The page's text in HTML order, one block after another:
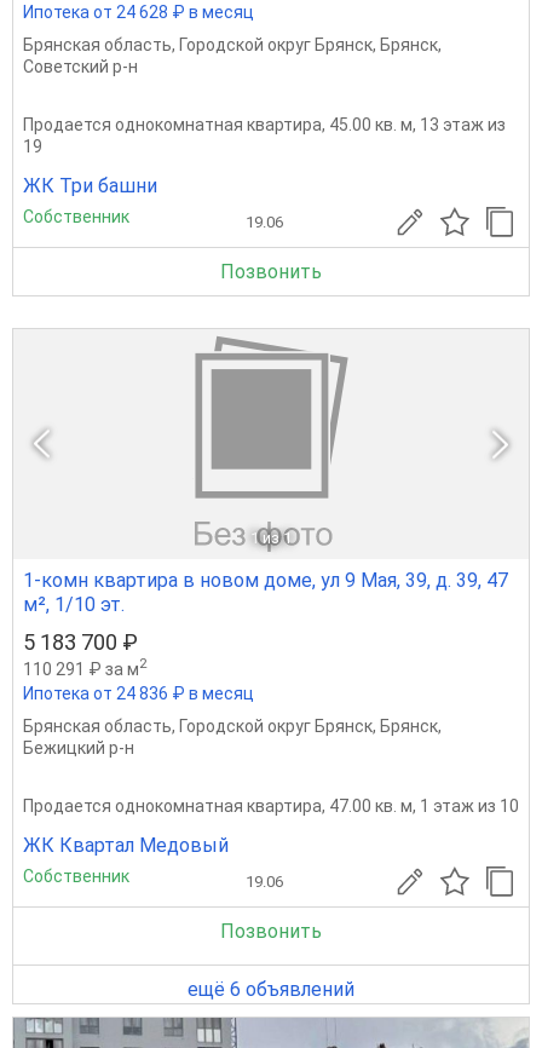
Ипотека от 24 628 ₽ в месяц
Брянская область, Городской округ Брянск, Брянск,
Советский р-н
Продается однокомнатная квартира, 45.00 кв. м, 13 этаж из
19
ЖК Три башни
Собственник 19.06
Позвонить
1 из 1
1-комн квартира в новом доме, ул 9 Мая, 39, д. 39, 47
м², 1/10 эт.
5 183 700 ₽
110 291 ₽ за м2
Ипотека от 24 836 ₽ в месяц
Брянская область, Городской округ Брянск, Брянск,
Бежицкий р-н
Продается однокомнатная квартира, 47.00 кв. м, 1 этаж из 10
ЖК Квартал Медовый
Собственник 19.06
Позвонить
ещё 6 объявлений